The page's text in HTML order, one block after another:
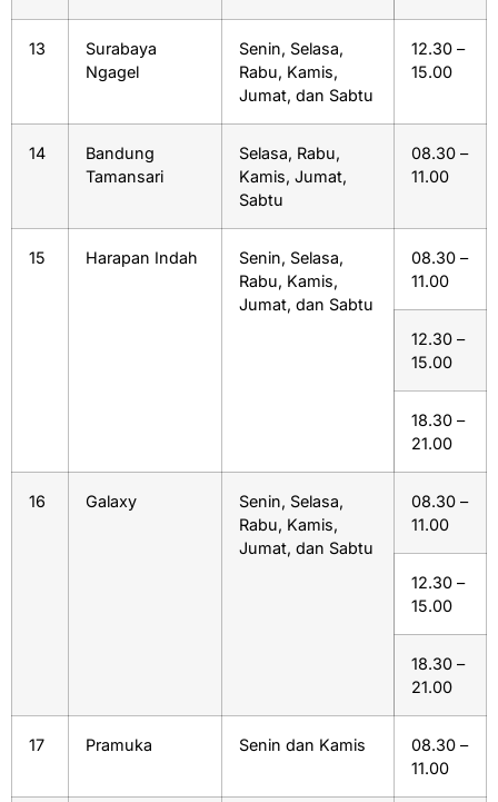
13
Surabaya
Ngagel
Senin, Selasa,
Rabu, Kamis,
Jumat, dan Sabtu
12.30 –
15.00
14
Bandung
Tamansari
Selasa, Rabu,
Kamis, Jumat,
Sabtu
08.30 –
11.00
15 Harapan Indah
Senin, Selasa,
Rabu, Kamis,
Jumat, dan Sabtu
08.30 –
11.00
12.30 –
15.00
18.30 –
21.00
16 Galaxy
Senin, Selasa,
Rabu, Kamis,
Jumat, dan Sabtu
08.30 –
11.00
12.30 –
15.00
18.30 –
21.00
17 Pramuka Senin dan Kamis
08.30 –
11.00